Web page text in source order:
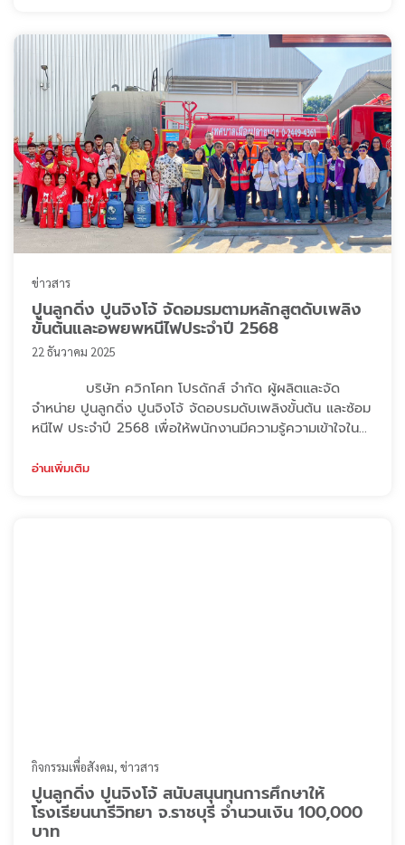
ต่างๆ ซึ่งจะสามารถ ...
ข่าวสาร
ปูนลูกดิ่ง ปูนจิงโจ้ จัดอมรมตามหลักสูตดับเพลิง
ขั้นต้นและอพยพหนีไฟประจำปี 2568
22 ธันวาคม 2025
บริษัท ควิกโคท โปรดักส์ จำกัด ผู้ผลิตและจัด
จำหน่าย ปูนลูกดิ่ง ปูนจิงโจ้ จัดอบรมดับเพลิงขั้นต้น และซ้อม
หนีไฟ ประจำปี 2568 เพื่อให้พนักงานมีความรู้ความเข้าใจใน
การแก้ไขสถานการณ์ฉุกเฉินที่อาจเกิดขึ้นได้อย่างถูกต้อง
อ่านเพิ่มเติม
กิจกรรมเพื่อสังคม ข่าวสาร
ปูนลูกดิ่ง ปูนจิงโจ้ สนับสนุนทุนการศึกษาให้
โรงเรียนนารีวิทยา จ.ราชบุรี จำนวนเงิน 100,000
บาท